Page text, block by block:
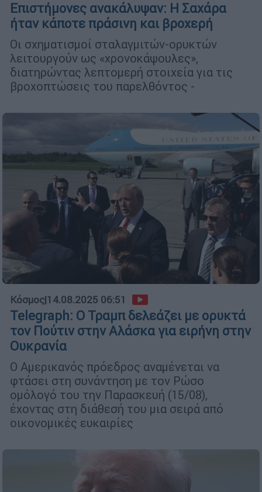
Επιστήμονες ανακάλυψαν: Η Σαχάρα
ήταν κάποτε πράσινη και βροχερή
Οι σχηματισμοί σταλαγμιτών-ορυκτών
λειτουργούν ως «χρονοκάψουλες»,
διατηρώντας λεπτομερή στοιχεία για τις
βροχοπτώσεις του παρελθόντος -
Κόσμος|14.08.2025 06:51
Telegraph: Ο Τραμπ δελεάζει με ορυκτά
τον Πούτιν στην Αλάσκα για ειρήνη στην
Ουκρανία
Ο Αμερικανός πρόεδρος αναμένεται να
φτάσει στη συνάντηση με τον Ρώσο
ομόλογό του την Παρασκευή (15/08),
έχοντας στη διάθεσή του μια σειρά από
οικονομικές ευκαιρίες